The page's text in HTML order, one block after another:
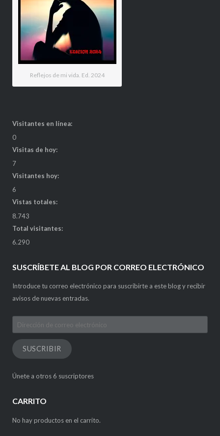
Reflejos de mi vida. Ed. 2024
Visitantes en línea:
0
Visitas de hoy:
7
Visitantes hoy:
6
Vistas totales:
8.743
Total visitantes:
6.290
SUSCRÍBETE AL BLOG POR CORREO ELECTRÓNICO
Introduce tu correo electrónico para suscribirte a este blog y recibir
avisos de nuevas entradas.
Dirección
de
correo
electrónico
SUSCRIBIR
Únete a otros 6 suscriptores
CARRITO
No hay productos en el carrito.